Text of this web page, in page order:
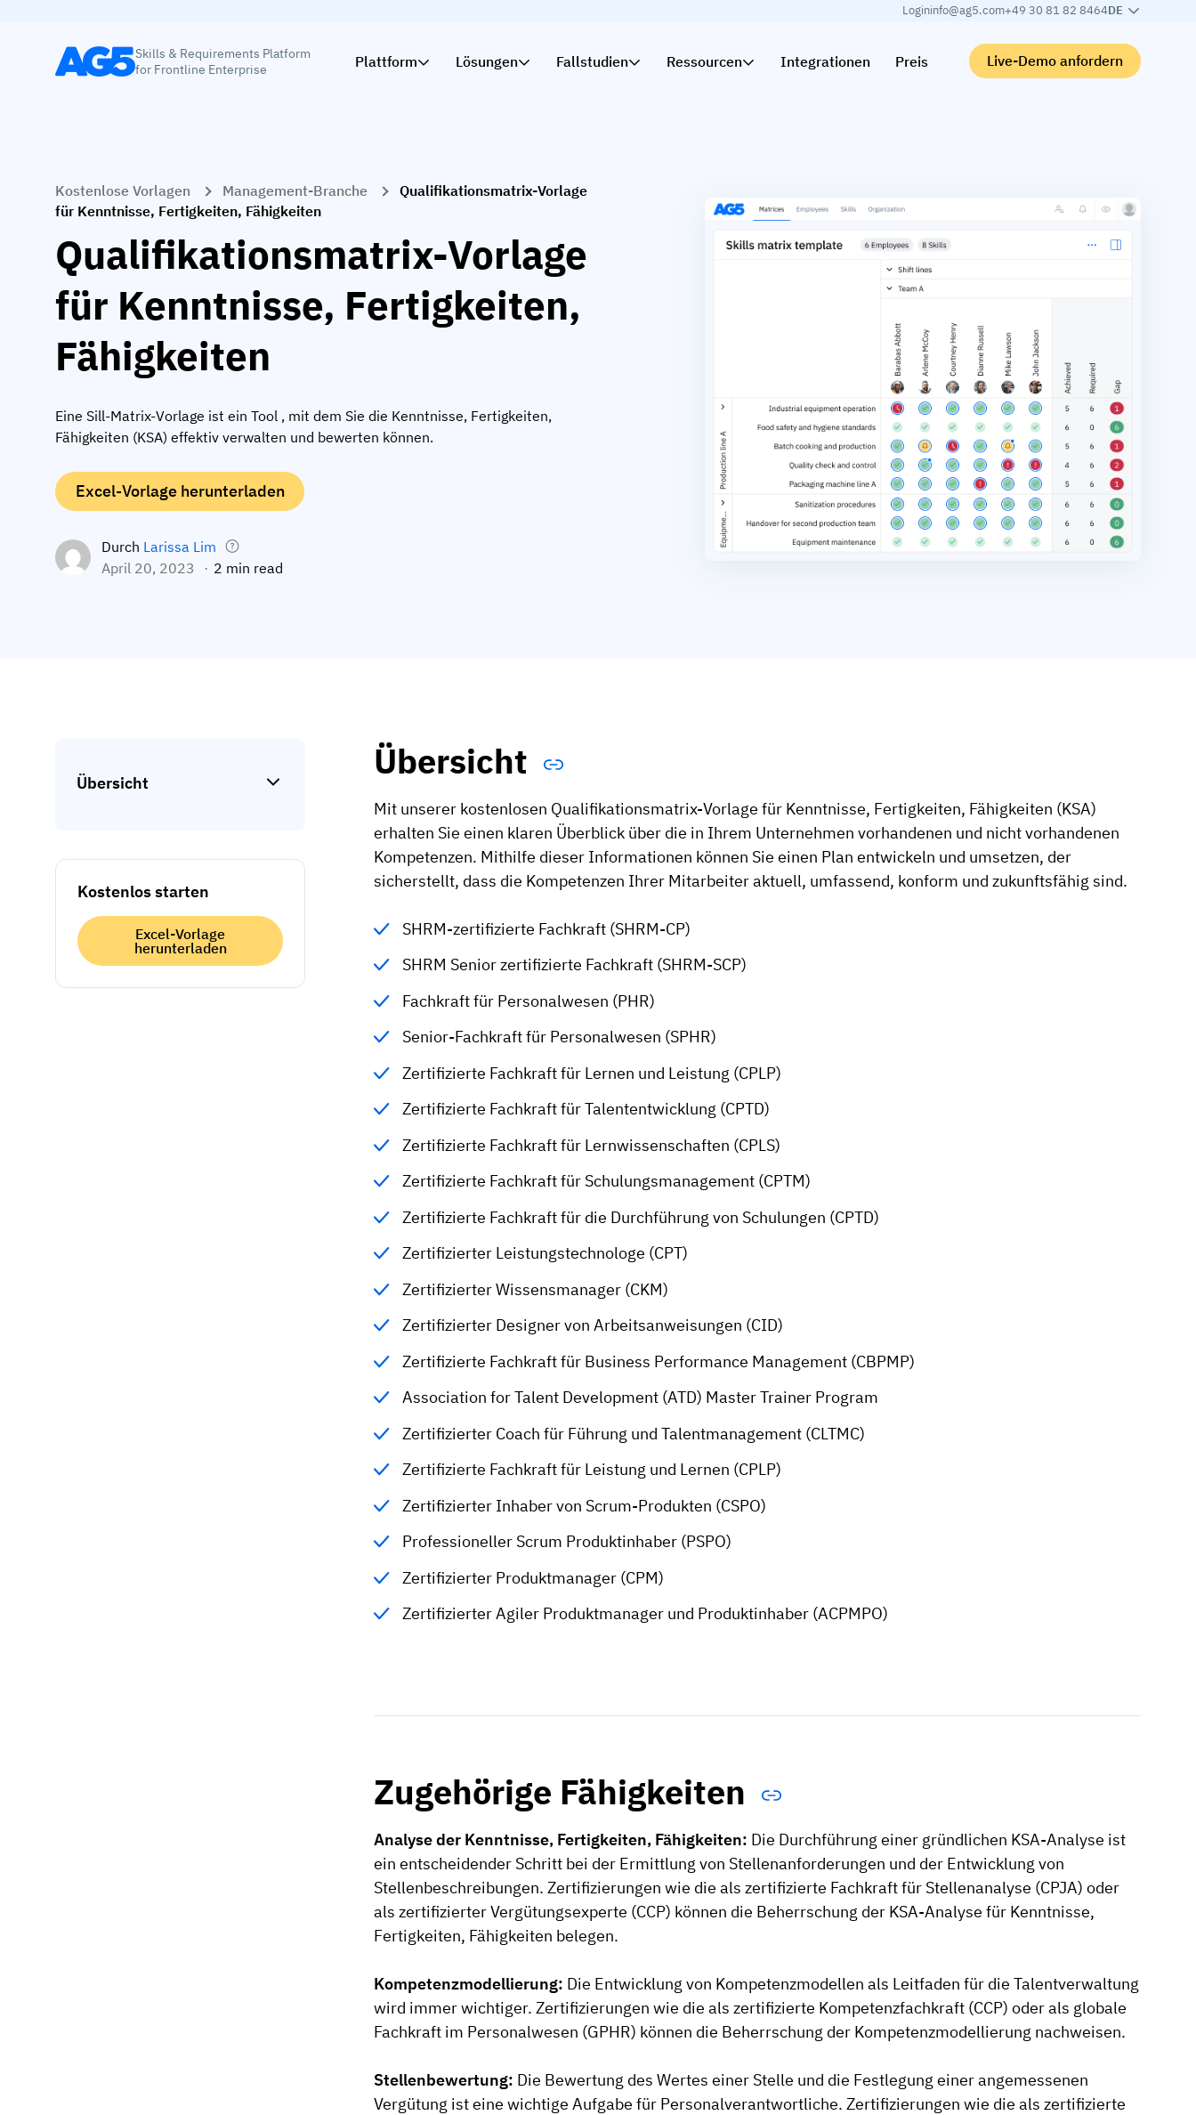
Logininfo@ag5.com+49 30 81 82 8464DE
Skills & Requirements Platform
for Frontline Enterprise
Plattform Lösungen Fallstudien Ressourcen Integrationen Preis Live-Demo anfordern
Kostenlose Vorlagen Management-Branche
Qualifikationsmatrix-Vorlage
für Kenntnisse, Fertigkeiten, Fähigkeiten
Qualifikationsmatrix-Vorlage
für Kenntnisse, Fertigkeiten,
Fähigkeiten
Eine Sill-Matrix-Vorlage ist ein Tool , mit dem Sie die Kenntnisse, Fertigkeiten,
Fähigkeiten (KSA) effektiv verwalten und bewerten können.
Excel-Vorlage herunterladen
Durch Larissa Lim
April 20, 2023
2 min read
Übersicht
Kostenlos starten
Excel-Vorlage
herunterladen
Übersicht
Mit unserer kostenlosen Qualifikationsmatrix-Vorlage für Kenntnisse, Fertigkeiten, Fähigkeiten (KSA)
erhalten Sie einen klaren Überblick über die in Ihrem Unternehmen vorhandenen und nicht vorhandenen
Kompetenzen. Mithilfe dieser Informationen können Sie einen Plan entwickeln und umsetzen, der
sicherstellt, dass die Kompetenzen Ihrer Mitarbeiter aktuell, umfassend, konform und zukunftsfähig sind.
SHRM-zertifizierte Fachkraft (SHRM-CP)
SHRM Senior zertifizierte Fachkraft (SHRM-SCP)
Fachkraft für Personalwesen (PHR)
Senior-Fachkraft für Personalwesen (SPHR)
Zertifizierte Fachkraft für Lernen und Leistung (CPLP)
Zertifizierte Fachkraft für Talententwicklung (CPTD)
Zertifizierte Fachkraft für Lernwissenschaften (CPLS)
Zertifizierte Fachkraft für Schulungsmanagement (CPTM)
Zertifizierte Fachkraft für die Durchführung von Schulungen (CPTD)
Zertifizierter Leistungstechnologe (CPT)
Zertifizierter Wissensmanager (CKM)
Zertifizierter Designer von Arbeitsanweisungen (CID)
Zertifizierte Fachkraft für Business Performance Management (CBPMP)
Association for Talent Development (ATD) Master Trainer Program
Zertifizierter Coach für Führung und Talentmanagement (CLTMC)
Zertifizierte Fachkraft für Leistung und Lernen (CPLP)
Zertifizierter Inhaber von Scrum-Produkten (CSPO)
Professioneller Scrum Produktinhaber (PSPO)
Zertifizierter Produktmanager (CPM)
Zertifizierter Agiler Produktmanager und Produktinhaber (ACPMPO)
Zugehörige Fähigkeiten
Analyse der Kenntnisse, Fertigkeiten, Fähigkeiten: Die Durchführung einer gründlichen KSA-Analyse ist
ein entscheidender Schritt bei der Ermittlung von Stellenanforderungen und der Entwicklung von
Stellenbeschreibungen. Zertifizierungen wie die als zertifizierte Fachkraft für Stellenanalyse (CPJA) oder
als zertifizierter Vergütungsexperte (CCP) können die Beherrschung der KSA-Analyse für Kenntnisse,
Fertigkeiten, Fähigkeiten belegen.
Kompetenzmodellierung: Die Entwicklung von Kompetenzmodellen als Leitfaden für die Talentverwaltung
wird immer wichtiger. Zertifizierungen wie die als zertifizierte Kompetenzfachkraft (CCP) oder als globale
Fachkraft im Personalwesen (GPHR) können die Beherrschung der Kompetenzmodellierung nachweisen.
Stellenbewertung: Die Bewertung des Wertes einer Stelle und die Festlegung einer angemessenen
Vergütung ist eine wichtige Aufgabe für Personalverantwortliche. Zertifizierungen wie die als zertifizierte